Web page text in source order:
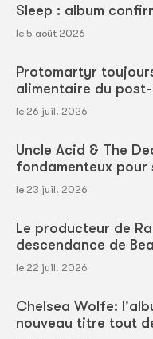
Sleep : album
le 5 août 2026
Protomartyr
alimentaire du
le 26 juil. 2026
Uncle Acid & The
fondamenteux pour
le 23 juil. 2026
Le producteur de
descendance de
le 22 juil. 2026
Chelsea Wolfe:
nouveau titre tout